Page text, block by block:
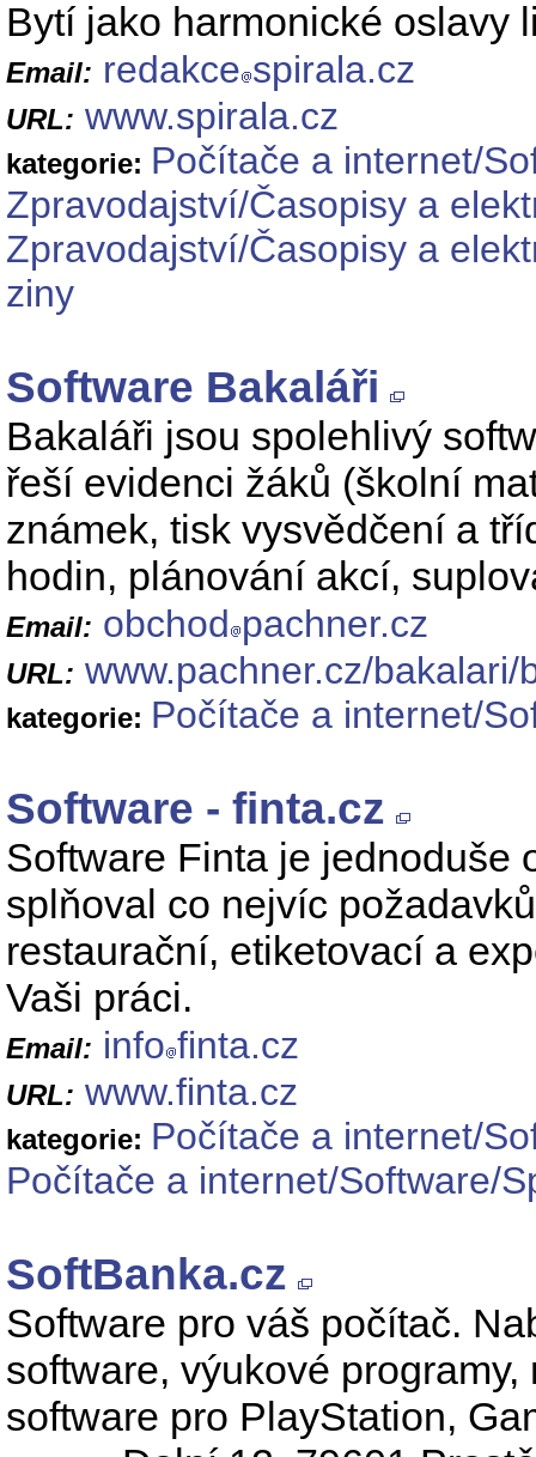
Bytí jako harmonické oslavy
Email: redakce spirala.cz
URL: www.spirala.cz
kategorie: Počítače a internet/
Zpravodajství/Časopisy a
Zpravodajství/Časopisy a
ziny
Software Bakaláři
Bakaláři jsou spolehlivý
řeší evidenci žáků (školní
známek, tisk vysvědčení a
hodin, plánování akcí,
Email: obchod pachner.cz
URL: www.pachner.cz/bakalari/
kategorie: Počítače a internet/
Software - finta.cz
Software Finta je jednoduše
splňoval co nejvíc
restaurační, etiketovací a
Vaši práci.
Email: info finta.cz
URL: www.finta.cz
kategorie: Počítače a internet/
Počítače a internet/Software/
SoftBanka.cz
Software pro váš počítač.
software, výukové
software pro PlayStation,